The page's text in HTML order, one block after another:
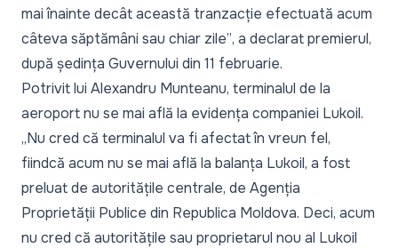
mai înainte decât această tranzacție efectuată acum
câteva săptămâni sau chiar zile”, a declarat premierul,
după ședința Guvernului din 11 februarie.
Potrivit lui Alexandru Munteanu, terminalul de la
aeroport nu se mai află la evidența companiei Lukoil.
„Nu cred că terminalul va fi afectat în vreun fel,
fiindcă acum nu se mai află la balanța Lukoil, a fost
preluat de autoritățile centrale, de Agenția
Proprietății Publice din Republica Moldova. Deci, acum
nu cred că autoritățile sau proprietarul nou al Lukoil